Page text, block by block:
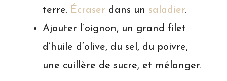
terre. Écraser dans un saladier.
Ajouter l’oignon, un grand filet
d’huile d’olive, du sel, du poivre,
une cuillère de sucre, et mélanger.